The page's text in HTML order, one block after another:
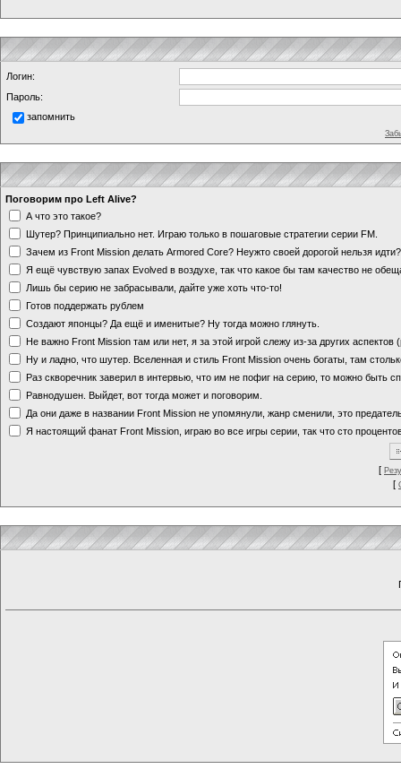
Логин:
Пароль:
запомнить
Поговорим про Left Alive?
А что это такое?
Шутер? Принципиально нет. Играю только в пошаговые стратегии серии FM.
Зачем из Front Mission делать Armored Core? Неужто своей дорогой нельзя
Я ещё чувствую запах Evolved в воздухе, так что какое бы там качество не
Лишь бы серию не забрасывали, дайте уже хоть что-то!
Готов поддержать рублем
Создают японцы? Да ещё и именитые? Ну тогда можно глянуть.
Не важно Front Mission там или нет, я за этой игрой слежу из-за других аспектов
Ну и ладно, что шутер. Вселенная и стиль Front Mission очень богаты, там
Раз скворечник заверил в интервью, что им не пофиг на серию, то можно быть
Равнодушен. Выйдет, вот тогда может и поговорим.
Да они даже в названии Front Mission не упомянули, жанр сменили, это
Я настоящий фанат Front Mission, играю во все игры серии, так что сто
[
[